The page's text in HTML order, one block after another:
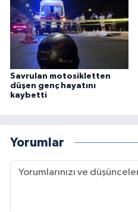
Savrulan motosikletten
düşen genç hayatını
kaybetti
Yorumlar